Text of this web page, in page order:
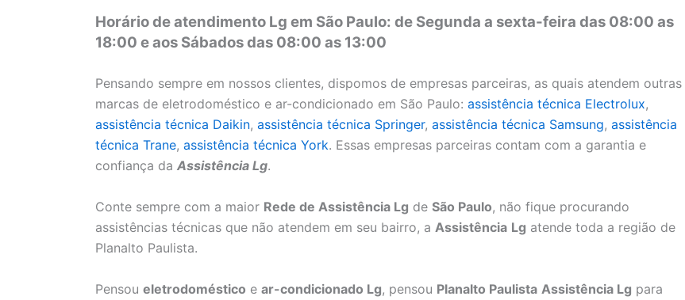
Horário de atendimento Lg em São Paulo: de Segunda a sexta-feira das 08:00 as
18:00 e aos Sábados das 08:00 as 13:00
Pensando sempre em nossos clientes, dispomos de empresas parceiras, as quais atendem outras
marcas de eletrodoméstico e ar-condicionado em São Paulo: assistência técnica Electrolux,
assistência técnica Daikin, assistência técnica Springer, assistência técnica Samsung, assistência
técnica Trane, assistência técnica York. Essas empresas parceiras contam com a garantia e
confiança da Assistência Lg.
Conte sempre com a maior Rede de Assistência Lg de São Paulo, não fique procurando
assistências técnicas que não atendem em seu bairro, a Assistência Lg atende toda a região de
Planalto Paulista.
Pensou eletrodoméstico e ar-condicionado Lg, pensou Planalto Paulista Assistência Lg para